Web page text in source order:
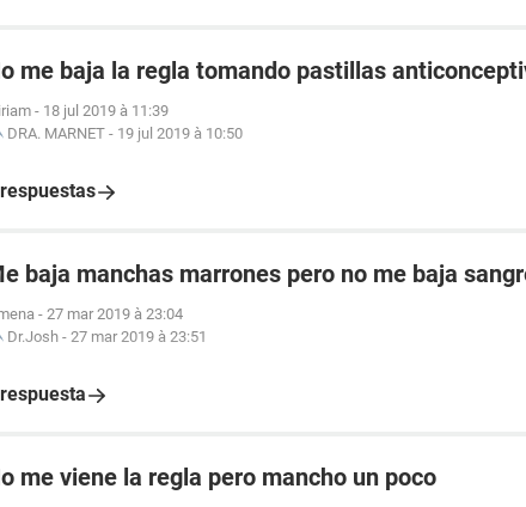
me baja la regla tomando pastillas
- 18 jul 2019 à 11:39
DRA. MARNET - 19 jul 2019 à 10:50
baja manchas marrones pero no me baja
- 27 mar 2019 à 23:04
Dr.Josh - 27 mar 2019 à 23:51
me viene la regla pero mancho un poco